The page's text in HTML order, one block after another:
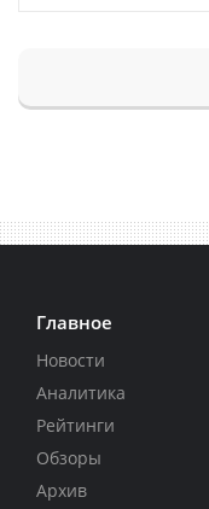
Главное
Новости
Аналитика
Рейтинги
Обзоры
Архив